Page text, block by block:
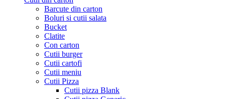
Barcute din carton
Boluri si cutii salata
Bucket
Clatite
Con carton
Cutii burger
Cutii cartofi
Cutii meniu
Cutii Pizza
Cutii pizza Blank